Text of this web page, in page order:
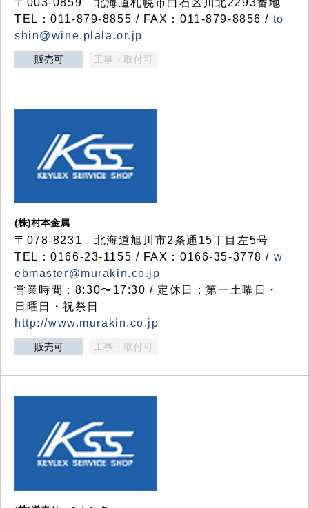
〒003-0859 北海道札幌市白石区川北2293番地
TEL：011-879-8855 / FAX：011-879-8856 / to
shin@wine.plala.or.jp
販売可 工事・取付可
(株)村本金属
〒078-8231 北海道旭川市2条通15丁目左5号
TEL：0166-23-1155 / FAX：0166-35-3778 / w
ebmaster@murakin.co.jp
営業時間：8:30〜17:30 / 定休日：第一土曜日・
日曜日・祝祭日
http://www.murakin.co.jp
販売可 工事・取付可